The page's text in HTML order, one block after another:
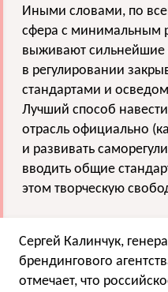
Иными словами, по
сфера с минимальным
выживают сильнейшие
в регулировании
стандартами и
Лучший способ
отрасль официально
и развивать
вводить общие
этом творческую
Сергей Калинчук,
брендингового
отмечает, что